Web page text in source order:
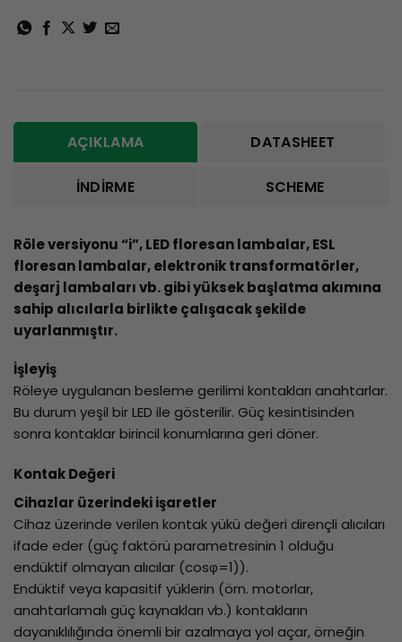
AÇIKLAMA DATASHEET
İNDIRME SCHEME
Röle versiyonu “i”, LED floresan lambalar, ESL
floresan lambalar, elektronik transformatörler,
deşarj lambaları vb. gibi yüksek başlatma akımına
sahip alıcılarla birlikte çalışacak şekilde
uyarlanmıştır.
İşleyiş
Röleye uygulanan besleme gerilimi kontakları anahtarlar.
Bu durum yeşil bir LED ile gösterilir. Güç kesintisinden
sonra kontaklar birincil konumlarına geri döner.
Kontak Değeri
Cihazlar üzerindeki işaretler
Cihaz üzerinde verilen kontak yükü değeri dirençli alıcıları
ifade eder (güç faktörü parametresinin 1 olduğu
endüktif olmayan alıcılar (cosφ=1)).
Endüktif veya kapasitif yüklerin (örn. motorlar,
anahtarlamalı güç kaynakları vb.) kontakların
dayanıklılığında önemli bir azalmaya yol açar, örneğin